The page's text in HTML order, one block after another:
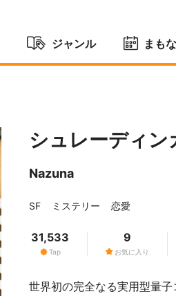
ジャンル まも
シュレーディン
Nazuna
SF ミステリー 恋愛
Tap
31,533
お気に入り
9
世界初の完全なる実用型量子